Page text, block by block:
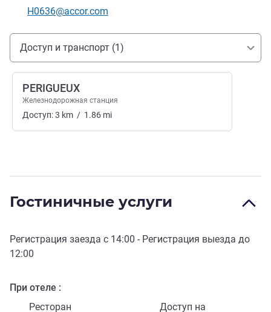
Контактный адрес электронной почты
H0636@accor.com
Доступ и транспорт
Доступ и транспорт (1)
PERIGUEUX
Железнодорожная станция
Доступ:3 km / 1.86 mi
Гостиничные услуги
Регистрация заезда с 14:00 - Регистрация выезда до
12:00
При отеле
Ресторан
Доступ на